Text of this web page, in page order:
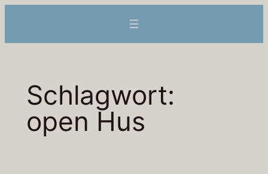
springen
Schlagwort:
open Hus